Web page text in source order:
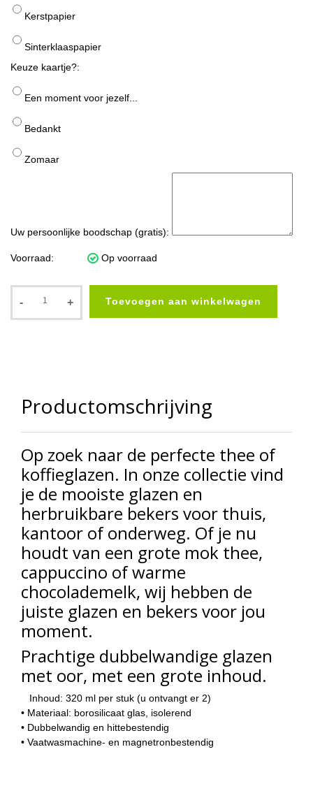
Kerstpapier
Sinterklaaspapier
Keuze kaartje?:
Een moment voor jezelf...
Bedankt
Zomaar
Uw persoonlijke boodschap (gratis):
Voorraad: Op voorraad
- + Toevoegen aan winkelwagen
Productomschrijving
Op zoek naar de perfecte thee of
koffieglazen. In onze collectie vind
je de mooiste glazen en
herbruikbare bekers voor thuis,
kantoor of onderweg. Of je nu
houdt van een grote mok thee,
cappuccino of warme
chocolademelk, wij hebben de
juiste glazen en bekers voor jou
moment.
Prachtige dubbelwandige glazen
met oor, met een grote inhoud.
Inhoud: 320 ml per stuk (u ontvangt er 2)
• Materiaal: borosilicaat glas, isolerend
• Dubbelwandig en hittebestendig
• Vaatwasmachine- en magnetronbestendig